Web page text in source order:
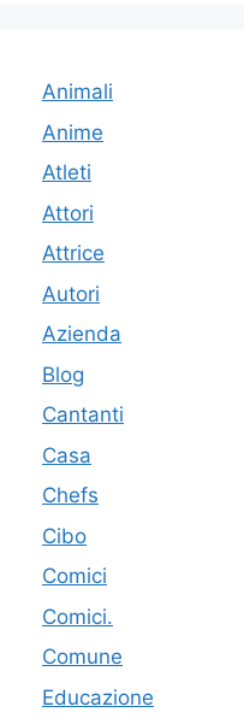
Animali
Anime
Atleti
Attori
Attrice
Autori
Azienda
Blog
Cantanti
Casa
Chefs
Cibo
Comici
Comici.
Comune
Educazione